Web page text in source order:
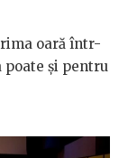
oară într-
poate și pentru